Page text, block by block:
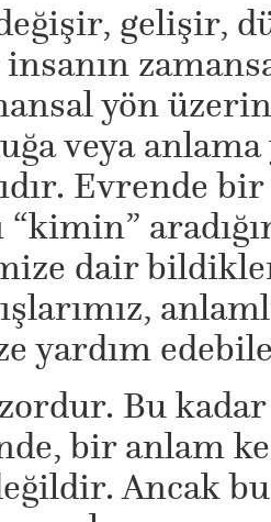
gelişir,
yön
veya
Evrende
“kimin”
dair
yardım
Bu
bir anlam
Ancak